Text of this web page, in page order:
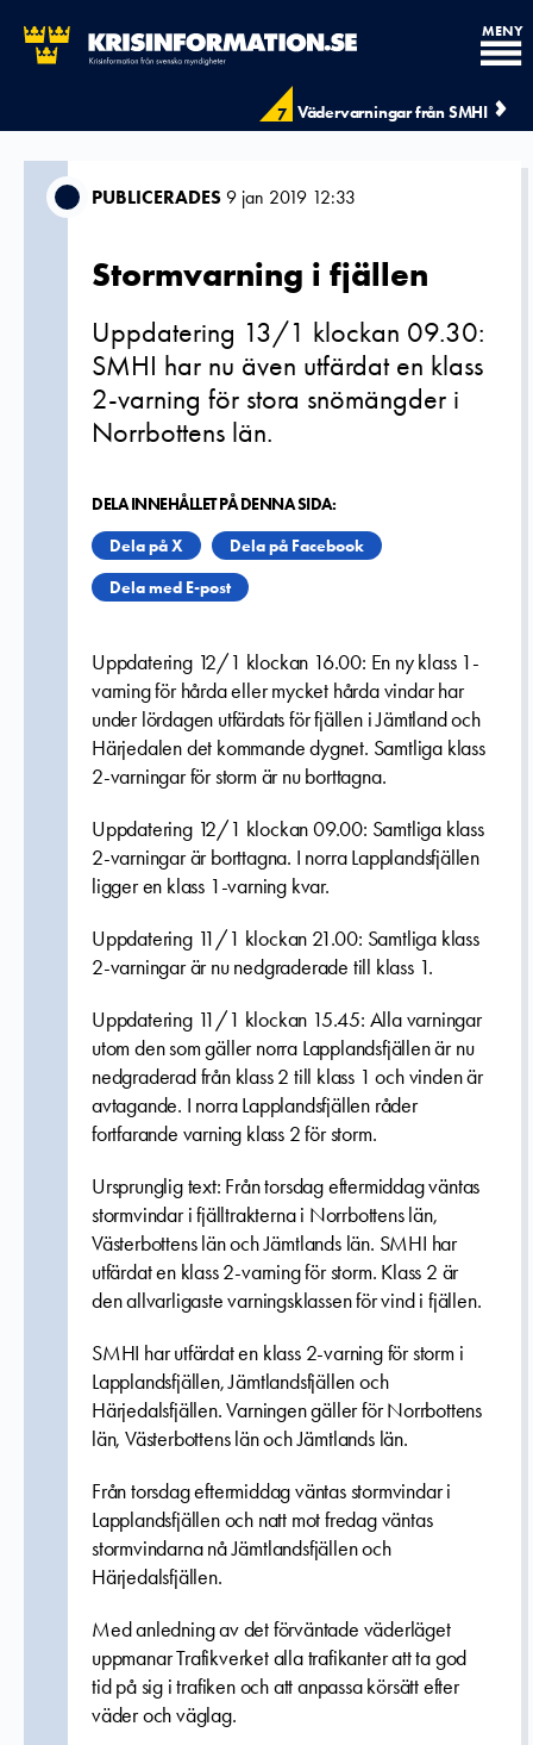
7 Vädervarningar från SMHI
MENY
PUBLICERADES9 jan 2019 12:33
Stormvarning i fjällen
Uppdatering 13/1 klockan 09.30:
SMHI har nu även utfärdat en klass
2-varning för stora snömängder i
Norrbottens län.
DELA INNEHÅLLET PÅ DENNA SIDA:
Dela på X
Dela på Facebook
Dela med E-post
Uppdatering 12/1 klockan 16.00: En ny klass 1-
varning för hårda eller mycket hårda vindar har
under lördagen utfärdats för fjällen i Jämtland och
Härjedalen det kommande dygnet. Samtliga klass
2-varningar för storm är nu borttagna.
Uppdatering 12/1 klockan 09.00: Samtliga klass
2-varningar är borttagna. I norra Lapplandsfjällen
ligger en klass 1-varning kvar.
Uppdatering 11/1 klockan 21.00: Samtliga klass
2-varningar är nu nedgraderade till klass 1.
Uppdatering 11/1 klockan 15.45: Alla varningar
utom den som gäller norra Lapplandsfjällen är nu
nedgraderad från klass 2 till klass 1 och vinden är
avtagande. I norra Lapplandsfjällen råder
fortfarande varning klass 2 för storm.
Ursprunglig text: Från torsdag eftermiddag väntas
stormvindar i fjälltrakterna i Norrbottens län,
Västerbottens län och Jämtlands län. SMHI har
utfärdat en klass 2-varning för storm. Klass 2 är
den allvarligaste varningsklassen för vind i fjällen.
SMHI har utfärdat en klass 2-varning för storm i
Lapplandsfjällen, Jämtlandsfjällen och
Härjedalsfjällen. Varningen gäller för Norrbottens
län, Västerbottens län och Jämtlands län.
Från torsdag eftermiddag väntas stormvindar i
Lapplandsfjällen och natt mot fredag väntas
stormvindarna nå Jämtlandsfjällen och
Härjedalsfjällen.
Med anledning av det förväntade väderläget
uppmanar Trafikverket alla trafikanter att ta god
tid på sig i trafiken och att anpassa körsätt efter
väder och väglag.